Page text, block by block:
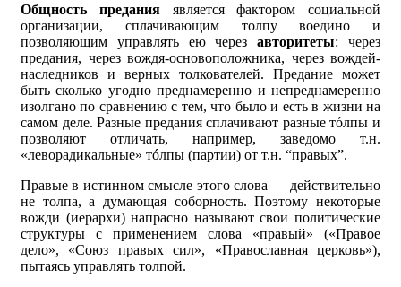
Общность преданияявляется фактором социальной
организации, сплачивающим толпу воедино и
позволяющим управлять ею черезавторитеты: через
предания, через вождя-основоположника, через вождей-
наследников и верных толкователей. Предание может
быть сколько угодно преднамеренно и непреднамеренно
изолгано по сравнению с тем, что было и есть в жизни на
самом деле. Разные предания сплачивают разные тóлпы и
позволяют отличать, например, заведомо т.н.
«леворадикальные» тóлпы (партии) от т.н. “правых”.
Правые в истинном смысле этого слова — действительно
не толпа, а думающая соборность. Поэтому некоторые
вожди (иерархи) напрасно называют свои политические
структуры с применением слова «правый» («Правое
дело», «Союз правых сил», «Православная церковь»),
пытаясь управлять толпой.